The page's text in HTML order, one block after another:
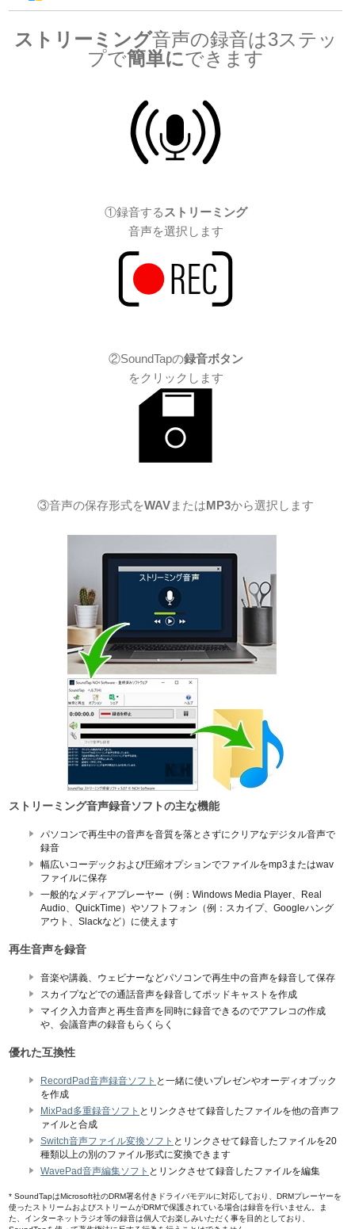
ストリーミング音声の録音は3ステッ
プで簡単にできます
①録音する ストリーミング
音声を選択します
②SoundTapの録音ボタン
をクリックします
③音声の保存形式をWAVまたはMP3から選択します
ストリーミング音声録音ソフトの主な機能
パソコンで再生中の音声を音質を落とさずにクリアなデジタル音声で
録音
幅広いコーデックおよび圧縮オプションでファイルをmp3またはwav
ファイルに保存
一般的なメディアプレーヤー（例：Windows Media Player、Real
Audio、QuickTime）やソフトフォン（例：スカイプ、Googleハング
アウト、Slackなど）に使えます
再生音声を録音
音楽や講義、ウェビナーなどパソコンで再生中の音声を録音して保存
スカイプなどでの通話音声を録音してポッドキャストを作成
マイク入力音声と再生音声を同時に録音できるのでアフレコの作成
や、会議音声の録音もらくらく
優れた互換性
RecordPad音声録音ソフト と一緒に使いプレゼンやオーディオブック
を作成
MixPad多重録音ソフト とリンクさせて録音したファイルを他の音声フ
ァイルと合成
Switch音声ファイル変換ソフト とリンクさせて録音したファイルを20
種類以上の別のファイル形式に変換できます
WavePad音声編集ソフト とリンクさせて録音したファイルを編集
* SoundTapはMicrosoft社のDRM署名付きドライバモデルに対応しており、DRMプレーヤーを
使ったストリームおよびストリームがDRMで保護されている場合は録音を行いません。ま
た、インターネットラジオ等の録音は個人でお楽しみいただく事を目的としており、